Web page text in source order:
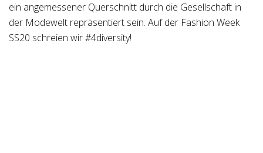
ein angemessener Querschnitt durch die Gesellschaft in
der Modewelt repräsentiert sein. Auf der Fashion Week
SS20 schreien wir #4diversity!